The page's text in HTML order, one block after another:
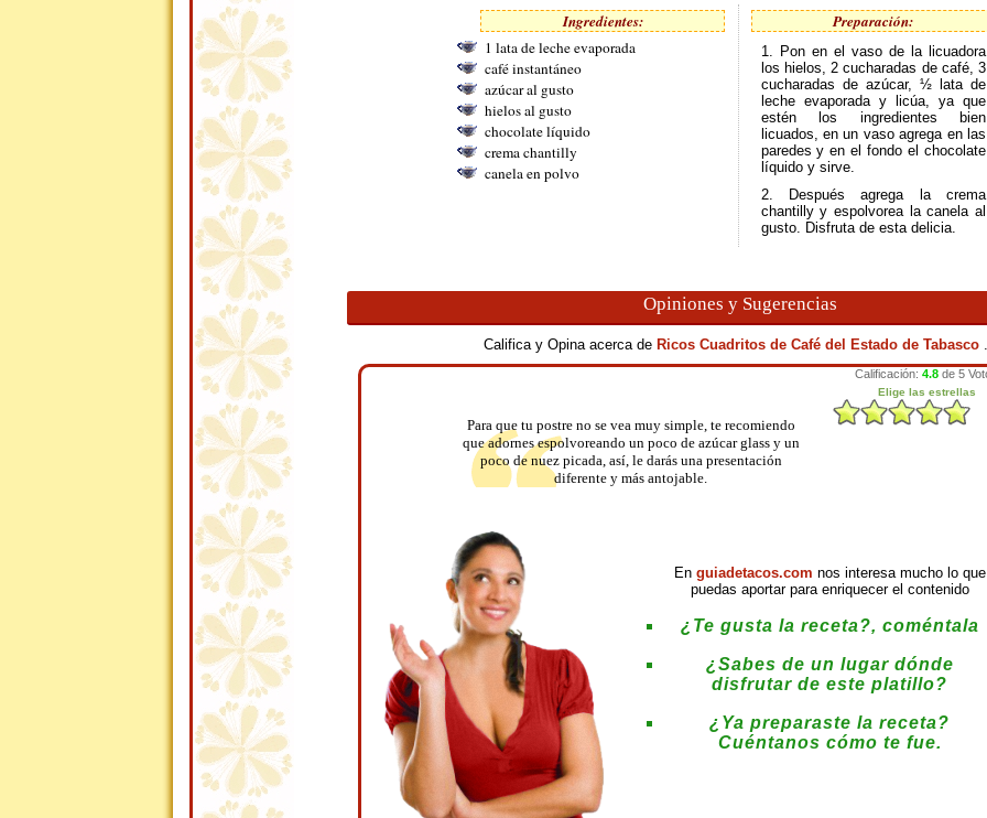
Ingredientes:
1 lata de leche evaporada
café instantáneo
azúcar al gusto
hielos al gusto
chocolate líquido
crema chantilly
canela en polvo
Preparación:
1. Pon en el vaso de la licuadora
los hielos, 2 cucharadas de café, 3
cucharadas de azúcar, ½ lata de
leche evaporada y licúa, ya que
estén los ingredientes bien
licuados, en un vaso agrega en las
paredes y en el fondo el chocolate
líquido y sirve.
2. Después agrega la crema
chantilly y espolvorea la canela al
gusto. Disfruta de esta delicia.
Opiniones y Sugerencias
Califica y Opina acerca de Ricos Cuadritos de Café del Estado de Tabasco
Para que tu postre no se vea muy simple, te recomiendo
que adornes espolvoreando un poco de azúcar glass y un
poco de nuez picada, así, le darás una presentación
diferente y más antojable.
En guiadetacos.com nos interesa mucho lo que
puedas aportar para enriquecer el contenido
¿Te gusta la receta?, coméntala
¿Sabes de un lugar dónde
disfrutar de este platillo?
¿Ya preparaste la receta?
Cuéntanos cómo te fue.